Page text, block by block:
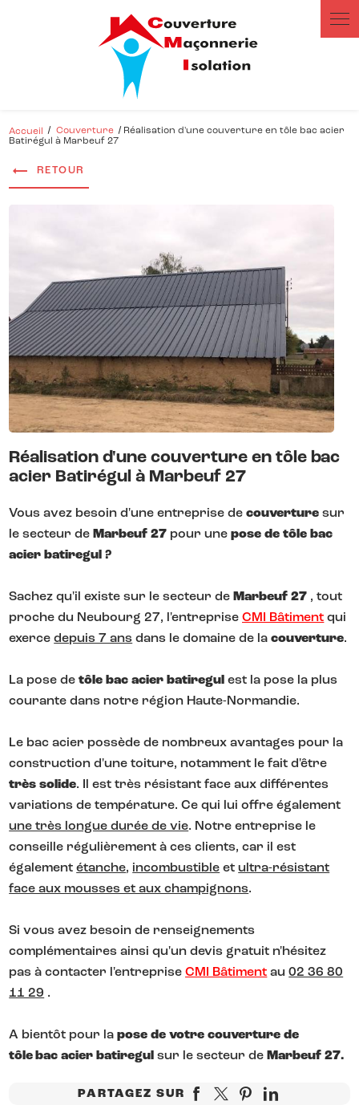
Accueil Couverture
Réalisation d'une couverture en tôle bac acier
Batirégul à Marbeuf 27
RETOUR
Réalisation d'une couverture en tôle bac
acier Batirégul à Marbeuf 27
Vous avez besoin d'une entreprise decouverture sur
le secteur de Marbeuf 27 pour une pose de tôle bac
acier batiregul ?
Sachez qu'il existe sur le secteur de Marbeuf 27 , tout
proche du Neubourg 27, l'entrepriseCMI Bâtiment qui
exercedepuis 7 ans dans le domaine de lacouverture.
La pose detôle bac acier batiregul est la pose la plus
courante dans notre région Haute-Normandie.
Le bac acier possède de nombreux avantages pour la
construction d'une toiture, notamment le fait d'être
très solide. Il est très résistant face aux différentes
variations de température. Ce qui lui offre également
une très longue durée de vie. Notre entreprise le
conseille régulièrement à ces clients, car il est
égalementétanche, incombustible etultra-résistant
face aux mousses et aux champignons.
Si vous avez besoin de renseignements
complémentaires ainsi qu'un devis gratuit n'hésitez
pas à contacter l'entrepriseCMI Bâtiment au02 36 80
11 29 .
A bientôt pour lapose de votre couverture de
tôle bac acier batiregul sur le secteur de Marbeuf 27.
PARTAGEZ SUR